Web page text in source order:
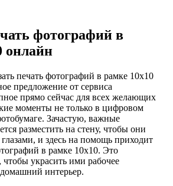
фотографий в
онлайн
печать фотографий в рамке 10х10
предложение от сервиса
прямо сейчас для всех желающих
моменты не только в цифровом
Зачастую, важные
разместить на стену, чтобы они
и здесь на помощь приходит
в рамке 10х10. Это
украсить ими рабочее
интерьер.